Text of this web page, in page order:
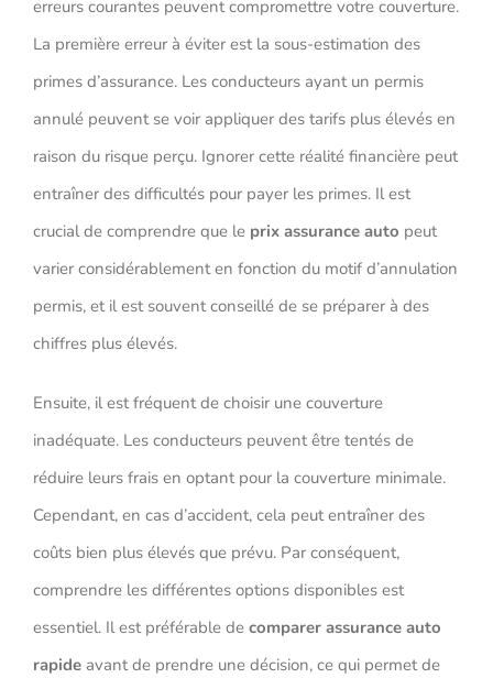
erreurs courantes peuvent compromettre votre couverture.
La première erreur à éviter est la sous-estimation des
primes d’assurance. Les conducteurs ayant un permis
annulé peuvent se voir appliquer des tarifs plus élevés en
raison du risque perçu. Ignorer cette réalité financière peut
entraîner des difficultés pour payer les primes. Il est
crucial de comprendre que le prix assurance auto peut
varier considérablement en fonction du motif d’annulation
permis, et il est souvent conseillé de se préparer à des
chiffres plus élevés.
Ensuite, il est fréquent de choisir une couverture
inadéquate. Les conducteurs peuvent être tentés de
réduire leurs frais en optant pour la couverture minimale.
Cependant, en cas d’accident, cela peut entraîner des
coûts bien plus élevés que prévu. Par conséquent,
comprendre les différentes options disponibles est
essentiel. Il est préférable de comparer assurance auto
rapideavant de prendre une décision, ce qui permet de